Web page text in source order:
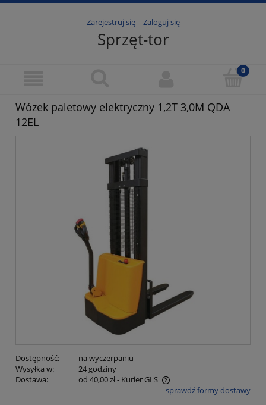
Zarejestruj się Zaloguj się
Sprzęt-tor
Wózek paletowy elektryczny 1,2T 3,0M QDA
12EL
Dostępność:
na wyczerpaniu
Wysyłka w:
24 godziny
Dostawa:
od 40,00 zł- Kurier GLS
Cena nie zawiera ewentualnych kosztów płatnościsprawdź formy dostawy